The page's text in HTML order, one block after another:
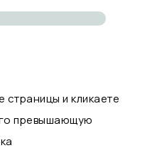
страницы и кликаете
превышающую